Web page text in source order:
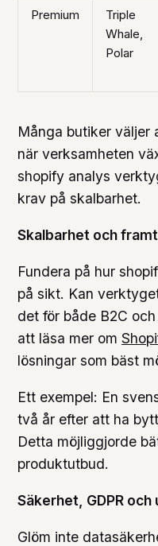
Premium
Triple
Whale,
Polar
Många butiker väljer
när verksamheten
shopify analys
krav på skalbarhet.
Skalbarhet och
Fundera på hur
på sikt. Kan
det för både B2C
att läsa mer om
lösningar som bäst
Ett exempel: En
två år efter att ha
Detta möjliggjorde
produktutbud.
Säkerhet, GDPR
Glöm inte